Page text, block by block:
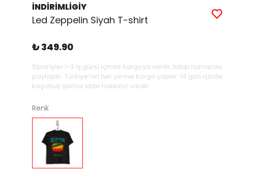
İNDİRİMLİGİY
Led Zeppelin Siyah T-shirt
₺ 349.90
Siparişler 1-3 iş günü içinde kargoya verilir, takip numarası
paylaşılır. Türkiye’nin her yerine kargo yapılır. 14 gün içinde
koşulsuz şartsız iade hakkınız vardır.
Renk